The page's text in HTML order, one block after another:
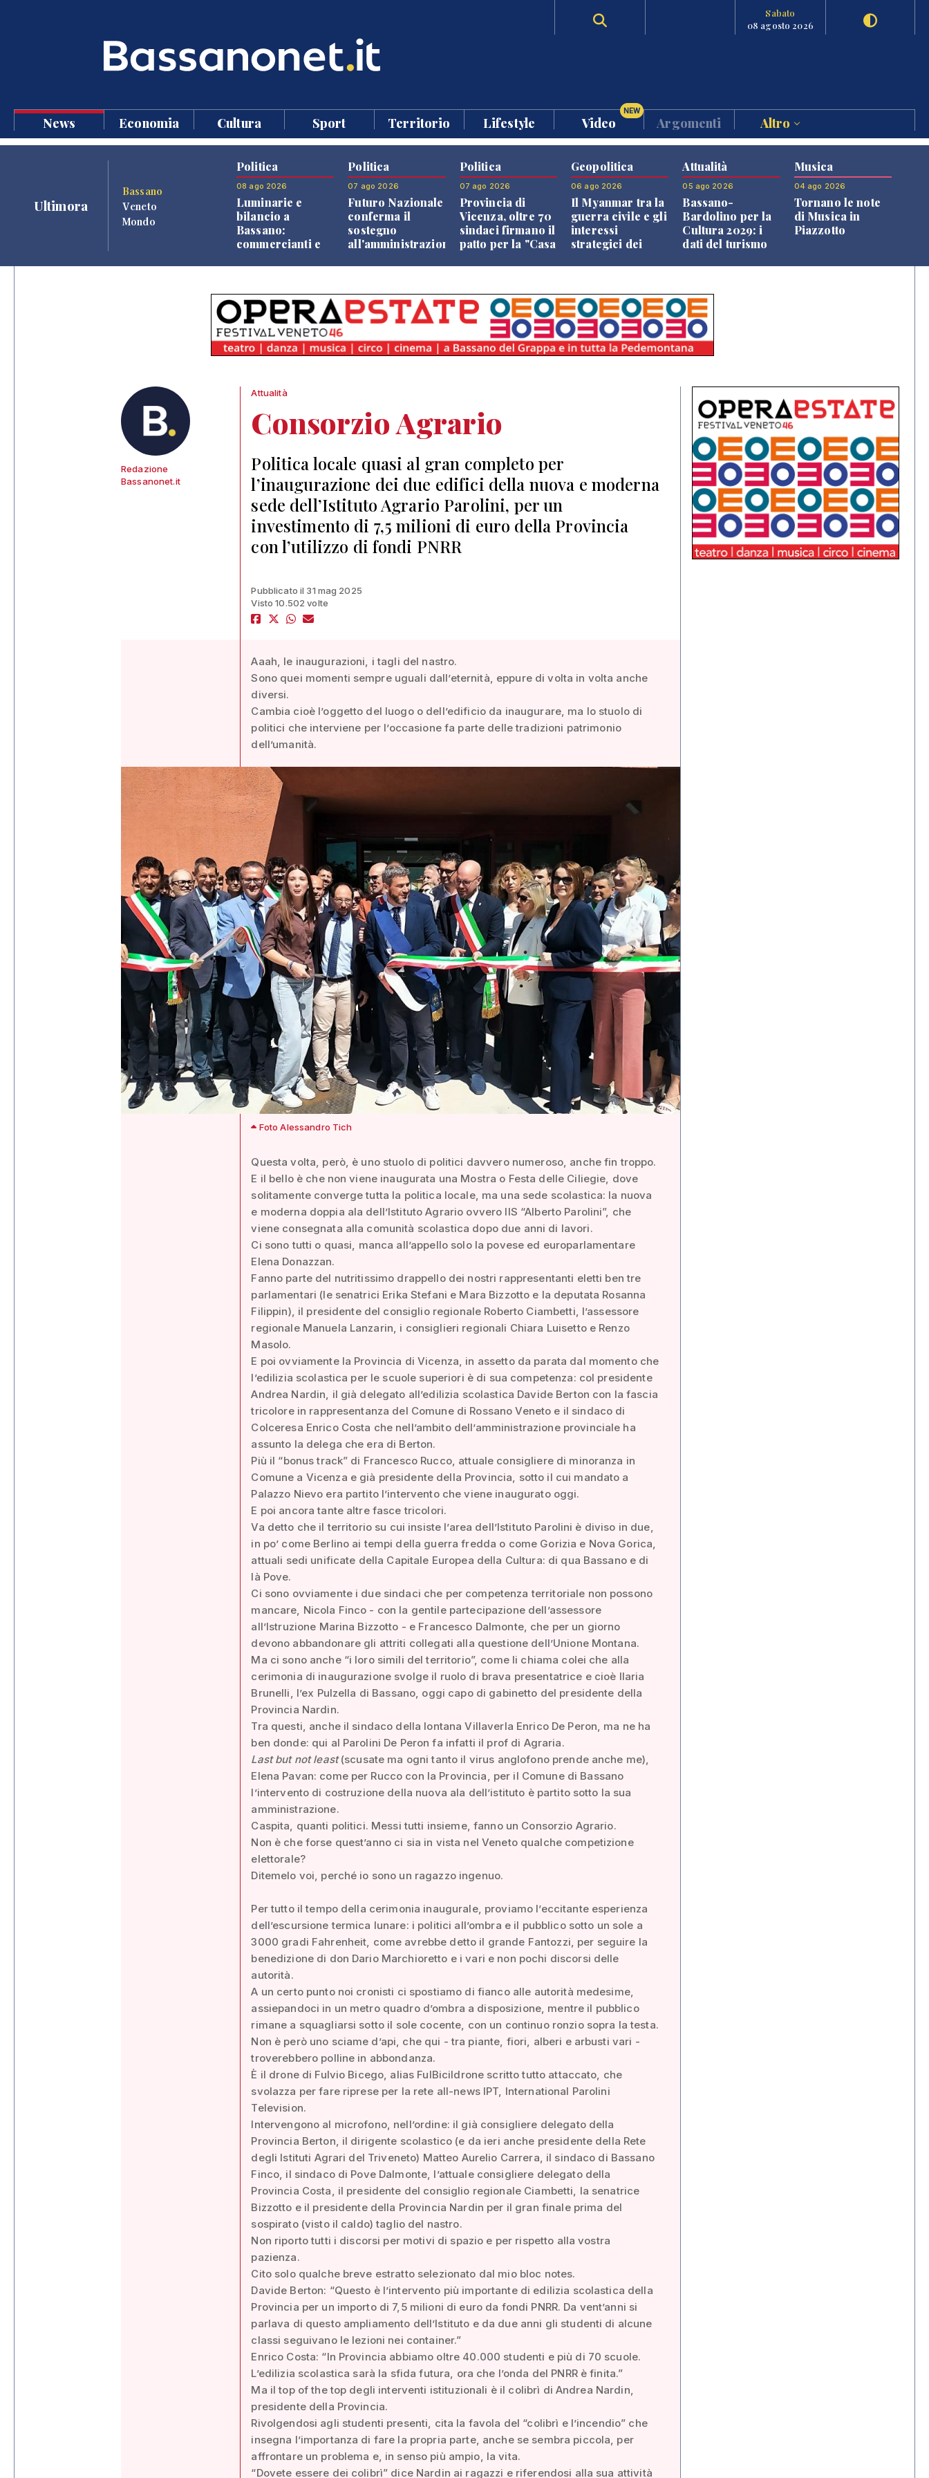
Sabato
08 agosto 2026
News Economia Cultura Sport Territorio Lifestyle Video
NEW
Argomenti Altro
Ultimora
Bassano
Veneto
Mondo
Politica
08 ago 2026
Luminarie e
bilancio a
Bassano:
commercianti e
Politica
07 ago 2026
Futuro Nazionale
conferma il
sostegno
all'amministrazione
Politica
07 ago 2026
Provincia di
Vicenza, oltre 70
sindaci firmano il
patto per la "Casa
Geopolitica
06 ago 2026
Il Myanmar tra la
guerra civile e gli
interessi
strategici dei
Attualità
05 ago 2026
Bassano-
Bardolino per la
Cultura 2029: i
dati del turismo
Musica
04 ago 2026
Tornano le note
di Musica in
Piazzotto
Redazione
Bassanonet.it
Attualità
Consorzio Agrario
Politica locale quasi al gran completo per
l’inaugurazione dei due edifici della nuova e moderna
sede dell’Istituto Agrario Parolini, per un
investimento di 7,5 milioni di euro della Provincia
con l’utilizzo di fondi PNRR
Pubblicato il 31 mag 2025
Visto 10.502 volte
Aaah, le inaugurazioni, i tagli del nastro.
Sono quei momenti sempre uguali dall’eternità, eppure di volta in volta anche
diversi.
Cambia cioè l’oggetto del luogo o dell’edificio da inaugurare, ma lo stuolo di
politici che interviene per l’occasione fa parte delle tradizioni patrimonio
dell’umanità.
Foto Alessandro Tich
Questa volta, però, è uno stuolo di politici davvero numeroso, anche fin troppo.
E il bello è che non viene inaugurata una Mostra o Festa delle Ciliegie, dove
solitamente converge tutta la politica locale, ma una sede scolastica: la nuova
e moderna doppia ala dell’Istituto Agrario ovvero IIS “Alberto Parolini”, che
viene consegnata alla comunità scolastica dopo due anni di lavori.
Ci sono tutti o quasi, manca all’appello solo la povese ed europarlamentare
Elena Donazzan.
Fanno parte del nutritissimo drappello dei nostri rappresentanti eletti ben tre
parlamentari (le senatrici Erika Stefani e Mara Bizzotto e la deputata Rosanna
Filippin), il presidente del consiglio regionale Roberto Ciambetti, l’assessore
regionale Manuela Lanzarin, i consiglieri regionali Chiara Luisetto e Renzo
Masolo.
E poi ovviamente la Provincia di Vicenza, in assetto da parata dal momento che
l’edilizia scolastica per le scuole superiori è di sua competenza: col presidente
Andrea Nardin, il già delegato all’edilizia scolastica Davide Berton con la fascia
tricolore in rappresentanza del Comune di Rossano Veneto e il sindaco di
Colceresa Enrico Costa che nell’ambito dell’amministrazione provinciale ha
assunto la delega che era di Berton.
Più il “bonus track” di Francesco Rucco, attuale consigliere di minoranza in
Comune a Vicenza e già presidente della Provincia, sotto il cui mandato a
Palazzo Nievo era partito l’intervento che viene inaugurato oggi.
E poi ancora tante altre fasce tricolori.
Va detto che il territorio su cui insiste l’area dell’Istituto Parolini è diviso in due,
in po’ come Berlino ai tempi della guerra fredda o come Gorizia e Nova Gorica,
attuali sedi unificate della Capitale Europea della Cultura: di qua Bassano e di
là Pove.
Ci sono ovviamente i due sindaci che per competenza territoriale non possono
mancare, Nicola Finco - con la gentile partecipazione dell’assessore
all’Istruzione Marina Bizzotto - e Francesco Dalmonte, che per un giorno
devono abbandonare gli attriti collegati alla questione dell’Unione Montana.
Ma ci sono anche “i loro simili del territorio”, come li chiama colei che alla
cerimonia di inaugurazione svolge il ruolo di brava presentatrice e cioè Ilaria
Brunelli, l’ex Pulzella di Bassano, oggi capo di gabinetto del presidente della
Provincia Nardin.
Tra questi, anche il sindaco della lontana Villaverla Enrico De Peron, ma ne ha
ben donde: qui al Parolini De Peron fa infatti il prof di Agraria.
Last but not least(scusate ma ogni tanto il virus anglofono prende anche me),
Elena Pavan: come per Rucco con la Provincia, per il Comune di Bassano
l’intervento di costruzione della nuova ala dell’istituto è partito sotto la sua
amministrazione.
Caspita, quanti politici. Messi tutti insieme, fanno un Consorzio Agrario.
Non è che forse quest’anno ci sia in vista nel Veneto qualche competizione
elettorale?
Ditemelo voi, perché io sono un ragazzo ingenuo.
Per tutto il tempo della cerimonia inaugurale, proviamo l’eccitante esperienza
dell’escursione termica lunare: i politici all’ombra e il pubblico sotto un sole a
3000 gradi Fahrenheit, come avrebbe detto il grande Fantozzi, per seguire la
benedizione di don Dario Marchioretto e i vari e non pochi discorsi delle
autorità.
A un certo punto noi cronisti ci spostiamo di fianco alle autorità medesime,
assiepandoci in un metro quadro d’ombra a disposizione, mentre il pubblico
rimane a squagliarsi sotto il sole cocente, con un continuo ronzio sopra la testa.
Non è però uno sciame d’api, che qui - tra piante, fiori, alberi e arbusti vari -
troverebbero polline in abbondanza.
È il drone di Fulvio Bicego, alias FulBicildrone scritto tutto attaccato, che
svolazza per fare riprese per la rete all-news IPT, International Parolini
Television.
Intervengono al microfono, nell’ordine: il già consigliere delegato della
Provincia Berton, il dirigente scolastico (e da ieri anche presidente della Rete
degli Istituti Agrari del Triveneto) Matteo Aurelio Carrera, il sindaco di Bassano
Finco, il sindaco di Pove Dalmonte, l’attuale consigliere delegato della
Provincia Costa, il presidente del consiglio regionale Ciambetti, la senatrice
Bizzotto e il presidente della Provincia Nardin per il gran finale prima del
sospirato (visto il caldo) taglio del nastro.
Non riporto tutti i discorsi per motivi di spazio e per rispetto alla vostra
pazienza.
Cito solo qualche breve estratto selezionato dal mio bloc notes.
Davide Berton: “Questo è l’intervento più importante di edilizia scolastica della
Provincia per un importo di 7,5 milioni di euro da fondi PNRR. Da vent’anni si
parlava di questo ampliamento dell’Istituto e da due anni gli studenti di alcune
classi seguivano le lezioni nei container.”
Enrico Costa: “In Provincia abbiamo oltre 40.000 studenti e più di 70 scuole.
L’edilizia scolastica sarà la sfida futura, ora che l’onda del PNRR è finita.”
Ma il top of the top degli interventi istituzionali è il colibrì di Andrea Nardin,
presidente della Provincia.
Rivolgendosi agli studenti presenti, cita la favola del “colibrì e l’incendio” che
insegna l’importanza di fare la propria parte, anche se sembra piccola, per
affrontare un problema e, in senso più ampio, la vita.
“Dovete essere dei colibrì” dice Nardin ai ragazzi e riferendosi alla sua attività